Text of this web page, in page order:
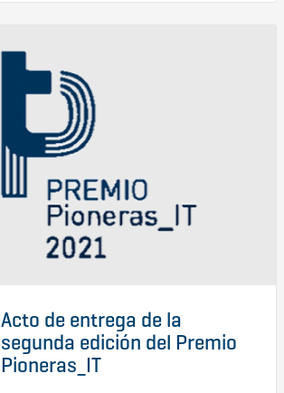
Acto de entrega de la
segunda edición del Premio
Pioneras_IT